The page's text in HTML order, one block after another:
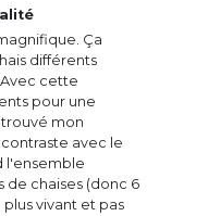
Ça
différents
cette
pour une
mon
avec le
l'ensemble
de chaises (donc 6
vivant et pas